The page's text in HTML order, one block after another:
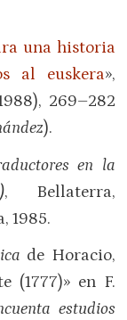
una historia
al euskera»,
269–282
).
en la
, Bellaterra,
1985.
de Horacio,
(1777)» en F.
estudios